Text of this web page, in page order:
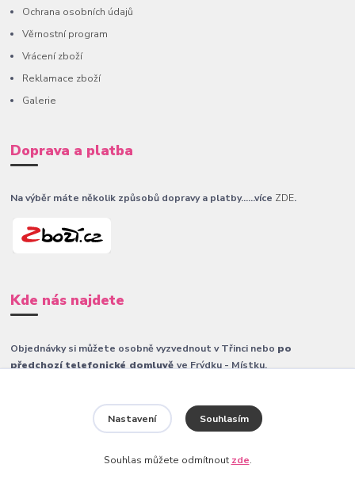
Ochrana osobních údajů
Věrnostní program
Vrácení zboží
Reklamace zboží
Galerie
Doprava a platba
Na výběr máte několik způsobů dopravy a platby......více ZDE.
Kde nás najdete
Objednávky si můžete osobně vyzvednout v Třinci nebo po
předchozí telefonické domluvěve Frýdku - Místku.
Nastavení Souhlasím
Souhlas můžete odmítnout zde.